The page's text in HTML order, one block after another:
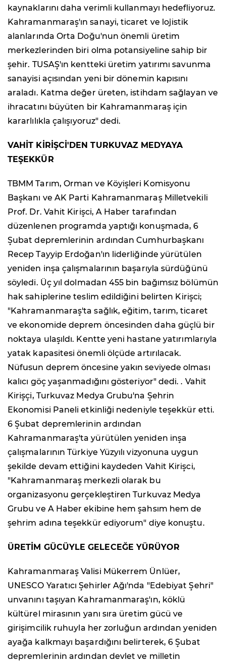
kaynaklarını daha verimli kullanmayı hedefliyoruz.
Kahramanmaraş'ın sanayi, ticaret ve lojistik
alanlarında Orta Doğu'nun önemli üretim
merkezlerinden biri olma potansiyeline sahip bir
şehir. TUSAŞ'ın kentteki üretim yatırımı savunma
sanayisi açısından yeni bir dönemin kapısını
araladı. Katma değer üreten, istihdam sağlayan ve
ihracatını büyüten bir Kahramanmaraş için
kararlılıkla çalışıyoruz" dedi.
VAHİT KİRİŞCİ'DEN TURKUVAZ MEDYAYA
TEŞEKKÜR
TBMM Tarım, Orman ve Köyişleri Komisyonu
Başkanı ve AK Parti Kahramanmaraş Milletvekili
Prof. Dr. Vahit Kirişci, A Haber tarafından
düzenlenen programda yaptığı konuşmada, 6
Şubat depremlerinin ardından Cumhurbaşkanı
Recep Tayyip Erdoğan'ın liderliğinde yürütülen
yeniden inşa çalışmalarının başarıyla sürdüğünü
söyledi. Üç yıl dolmadan 455 bin bağımsız bölümün
hak sahiplerine teslim edildiğini belirten Kirişci;
"Kahramanmaraş'ta sağlık, eğitim, tarım, ticaret
ve ekonomide deprem öncesinden daha güçlü bir
noktaya ulaşıldı. Kentte yeni hastane yatırımlarıyla
yatak kapasitesi önemli ölçüde artırılacak.
Nüfusun deprem öncesine yakın seviyede olması
kalıcı göç yaşanmadığını gösteriyor" dedi. . Vahit
Kirişçi, Turkuvaz Medya Grubu'na Şehrin
Ekonomisi Paneli etkinliği nedeniyle teşekkür etti.
6 Şubat depremlerinin ardından
Kahramanmaraş'ta yürütülen yeniden inşa
çalışmalarının Türkiye Yüzyılı vizyonuna uygun
şekilde devam ettiğini kaydeden Vahit Kirişci,
"Kahramanmaraş merkezli olarak bu
organizasyonu gerçekleştiren Turkuvaz Medya
Grubu ve A Haber ekibine hem şahsım hem de
şehrim adına teşekkür ediyorum" diye konuştu.
ÜRETİM GÜCÜYLE GELECEĞE YÜRÜYOR
Kahramanmaraş Valisi Mükerrem Ünlüer,
UNESCO Yaratıcı Şehirler Ağı'nda "Edebiyat Şehri"
unvanını taşıyan Kahramanmaraş'ın, köklü
kültürel mirasının yanı sıra üretim gücü ve
girişimcilik ruhuyla her zorluğun ardından yeniden
ayağa kalkmayı başardığını belirterek, 6 Şubat
depremlerinin ardından devlet ve milletin